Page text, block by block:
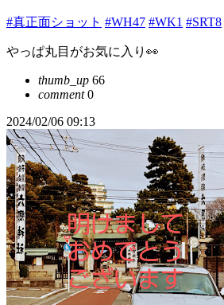
#真正面ショット #WH47 #WK1 #SRT8
やっぱ丸目がお気に入り👀
thumb_up 66
comment0
2024/02/06 09:13